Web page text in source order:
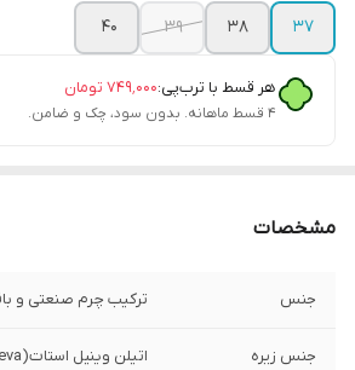
۳۷
۳۸ ۳۹ ۴۰
هر قسط با ترب‌پی:۷۴۹٬۰۰۰ تومان
۴ قسط ماهانه. بدون سود، چک و ضامن.
مشخصات
جنس ترکیب چرم صنعتی و
جنس زیره اتیلن وینیل استات(eva)